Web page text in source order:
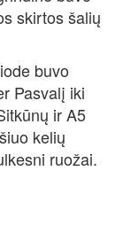
skirtos šalių
buvo
Pasvalį iki
ir A5
kelių
ruožai.